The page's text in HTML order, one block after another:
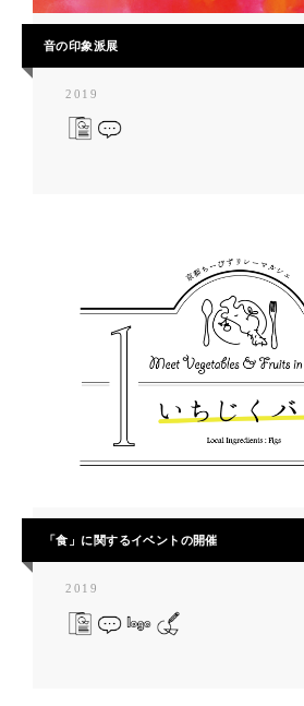
音の印象派展
2019
「食」に関するイベントの開催
2019